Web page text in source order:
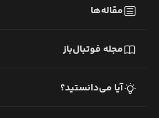
مقاله‌ها
مجله فوتبال‌باز
آیا می‌دانستید؟